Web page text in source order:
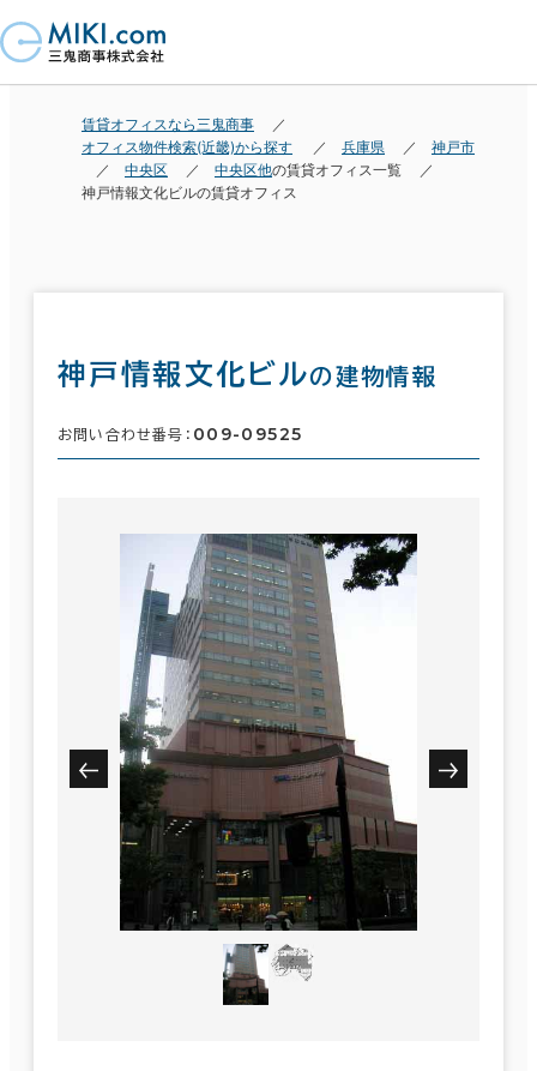
賃貸オフィスなら三鬼商事
オフィス物件検索(近畿)から探す
兵庫県
神戸市
中央区
中央区他の賃貸オフィス一覧
神戸情報文化ビルの賃貸オフィス
神戸情報文化ビルの建物情報
お問い合わせ番号： 009-09525